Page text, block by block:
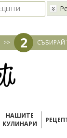
>> 2 СЪБИРАЙ
НАШИТЕ
КУЛИНАРИ